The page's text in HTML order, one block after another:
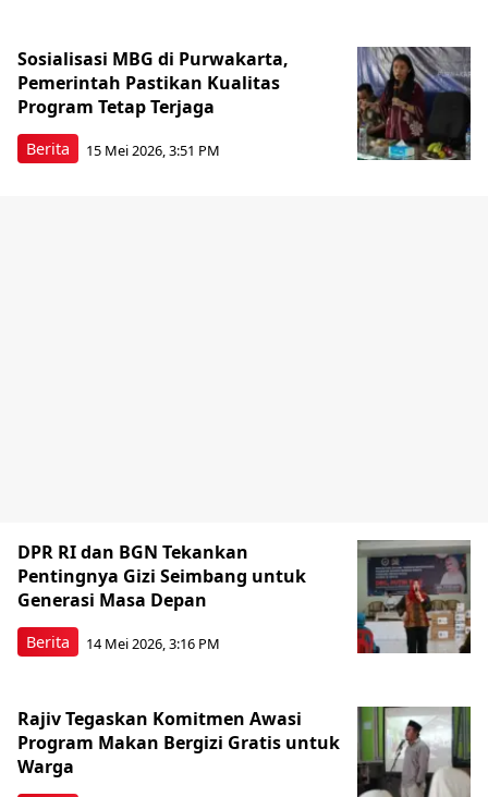
Berita
Sosialisasi MBG di Purwakarta,
Pemerintah Pastikan Kualitas
Program Tetap Terjaga
15 Mei 2026, 3:51 PM
Berita
DPR RI dan BGN Tekankan
Pentingnya Gizi Seimbang untuk
Generasi Masa Depan
14 Mei 2026, 3:16 PM
Rajiv Tegaskan Komitmen Awasi
Program Makan Bergizi Gratis untuk
Warga